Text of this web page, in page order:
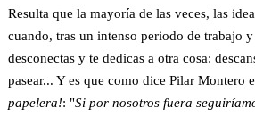
Resulta que la mayoría de las veces, las
cuando, tras un intenso periodo de trabajo
desconectas y te dedicas a otra cosa:
pasear... Y es que como dice Pilar Montero
papelera!: "Si por nosotros fuera